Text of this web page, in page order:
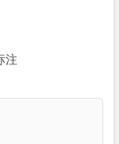
注